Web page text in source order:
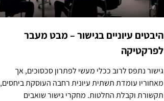
היבטים עיוניים בגישור – מבט מעבר
לפרקטיקה
גישור נתפס לרוב ככלי מעשי לפתרון סכסוכים, אך
מאחוריו עומדת תשתית עיונית רחבה העוסקת ביחסים,
תקשורת וקבלת החלטות. מחקרי גישור שואבים